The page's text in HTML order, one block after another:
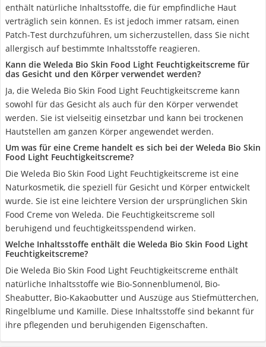
enthält natürliche Inhaltsstoffe, die für empfindliche Haut
verträglich sein können. Es ist jedoch immer ratsam, einen
Patch-Test durchzuführen, um sicherzustellen, dass Sie nicht
allergisch auf bestimmte Inhaltsstoffe reagieren.
Kann die Weleda Bio Skin Food Light Feuchtigkeitscreme für
das Gesicht und den Körper verwendet werden?
Ja, die Weleda Bio Skin Food Light Feuchtigkeitscreme kann
sowohl für das Gesicht als auch für den Körper verwendet
werden. Sie ist vielseitig einsetzbar und kann bei trockenen
Hautstellen am ganzen Körper angewendet werden.
Um was für eine Creme handelt es sich bei der Weleda Bio Skin
Food Light Feuchtigkeitscreme?
Die Weleda Bio Skin Food Light Feuchtigkeitscreme ist eine
Naturkosmetik, die speziell für Gesicht und Körper entwickelt
wurde. Sie ist eine leichtere Version der ursprünglichen Skin
Food Creme von Weleda. Die Feuchtigkeitscreme soll
beruhigend und feuchtigkeitsspendend wirken.
Welche Inhaltsstoffe enthält die Weleda Bio Skin Food Light
Feuchtigkeitscreme?
Die Weleda Bio Skin Food Light Feuchtigkeitscreme enthält
natürliche Inhaltsstoffe wie Bio-Sonnenblumenöl, Bio-
Sheabutter, Bio-Kakaobutter und Auszüge aus Stiefmütterchen,
Ringelblume und Kamille. Diese Inhaltsstoffe sind bekannt für
ihre pflegenden und beruhigenden Eigenschaften.